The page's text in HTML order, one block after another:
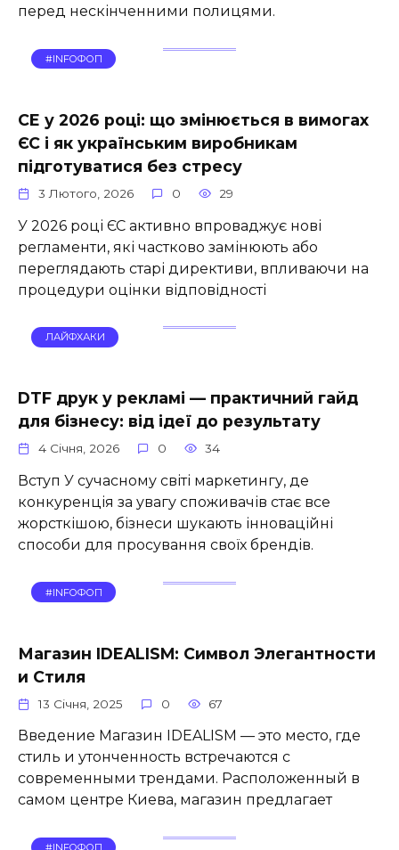
перед нескінченними полицями.
#INFOФОП
СE у 2026 році: що змінюється в вимогах
ЄС і як українським виробникам
підготуватися без стресу
3 Лютого, 2026 0 29
У 2026 році ЄС активно впроваджує нові
регламенти, які частково замінюють або
переглядають старі директиви, впливаючи на
процедури оцінки відповідності
ЛАЙФХАКИ
DTF друк у рекламі — практичний гайд
для бізнесу: від ідеї до результату
4 Січня, 2026 0 34
Вступ У сучасному світі маркетингу, де
конкуренція за увагу споживачів стає все
жорсткішою, бізнеси шукають інноваційні
способи для просування своїх брендів.
#INFOФОП
Магазин IDEALISM: Символ Элегантности
и Стиля
13 Січня, 2025 0 67
Введение Магазин IDEALISM — это место, где
стиль и утонченность встречаются с
современными трендами. Расположенный в
самом центре Киева, магазин предлагает
#INFOФОП